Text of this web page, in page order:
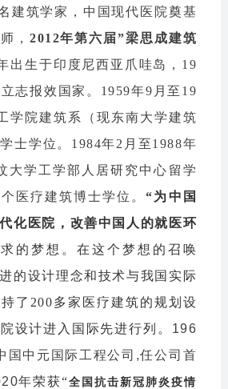
建筑学家，中国现代医院奠基
，2012年第六届”梁思成建筑
出生于印度尼西亚爪哇岛，19
志报效国家。1959年9月至19
学院建筑系（现东南大学建筑
士学位。1984年2月至1988年
大学工学部人居研究中心留学
医疗建筑博士学位。“为中国
化医院，改善中国人的就医环
的梦想。在这个梦想的召唤
的设计理念和技术与我国实际
了200多家医疗建筑的规划设
设计进入国际先进行列。 196
国中元国际工程公司,任公司首
年荣获“全国抗击新冠肺炎疫情